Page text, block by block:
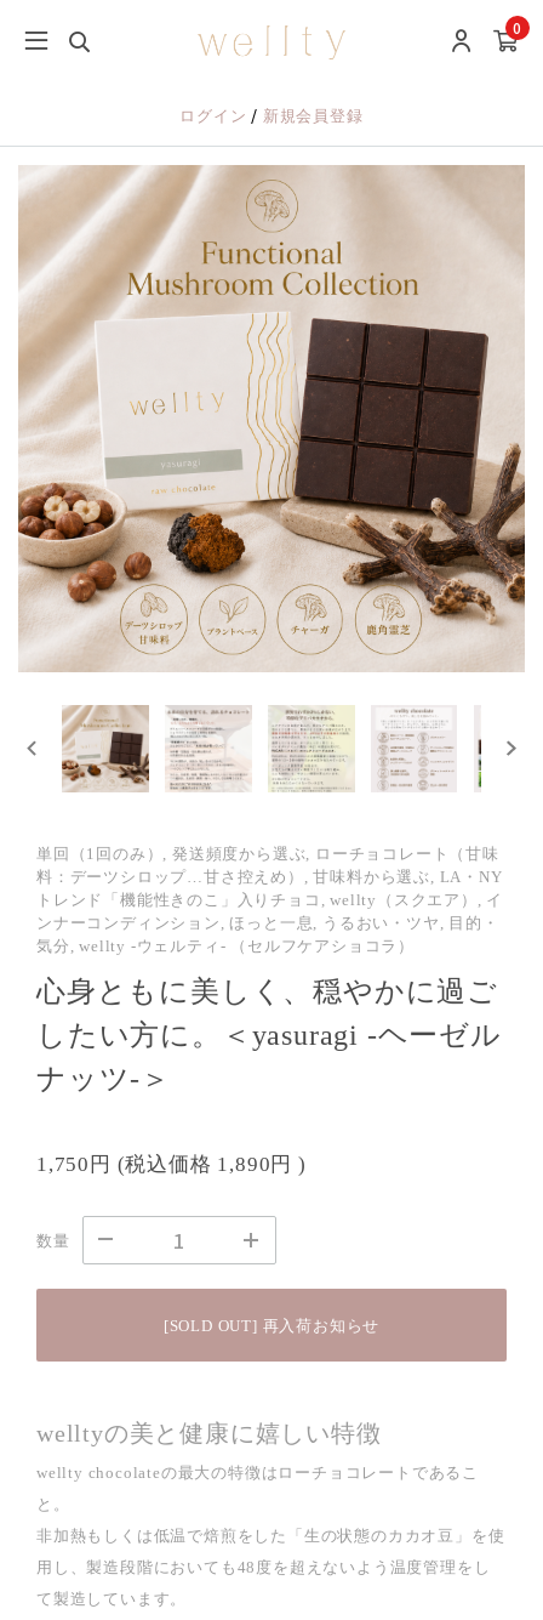
0
ログイン/ 新規会員登録
単回（1回のみ）, 発送頻度から選ぶ, ローチョコレート（甘味
料：デーツシロップ…甘さ控えめ）, 甘味料から選ぶ, LA・NY
トレンド「機能性きのこ」入りチョコ, wellty（スクエア）, イ
ンナーコンディンション, ほっと一息, うるおい・ツヤ, 目的・
気分, wellty -ウェルティ- （セルフケアショコラ）
心身ともに美しく、穏やかに過ご
したい方に。＜yasuragi -ヘーゼル
ナッツ-＞
1,750円 (税込価格 1,890円 )
数量
[SOLD OUT] 再入荷お知らせ
welltyの美と健康に嬉しい特徴
wellty chocolateの最大の特徴はローチョコレートであるこ
と。
非加熱もしくは低温で焙煎をした「生の状態のカカオ豆」を使
用し、製造段階においても48度を超えないよう温度管理をし
て製造しています。